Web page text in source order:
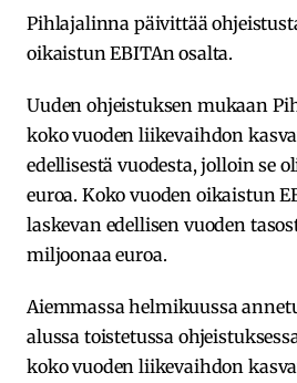
Pihlajalinna päivittää
oikaistun EBITAn osalta.
Uuden ohjeistuksen mukaan
koko vuoden liikevaihdon
edellisestä vuodesta, jolloin se
euroa. Koko vuoden oikaistun
laskevan edellisen vuoden
miljoonaa euroa.
Aiemmassa helmikuussa
alussa toistetussa
koko vuoden liikevaihdon